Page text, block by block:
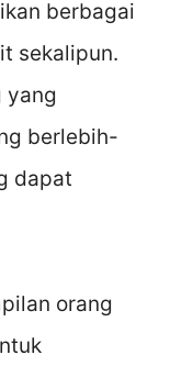
berbagai
sekalipun.
yang
berlebih-
dapat
orang